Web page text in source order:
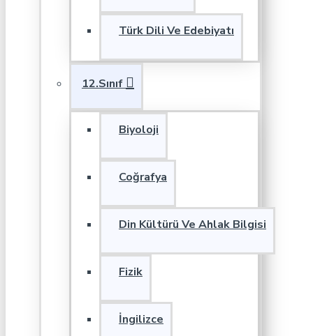
Türk Dili Ve Edebiyatı
12.Sınıf
Biyoloji
Coğrafya
Din Kültürü Ve Ahlak Bilgisi
Fizik
İngilizce